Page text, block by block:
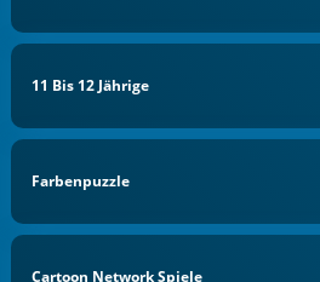
11 Bis 12 Jährige
Farbenpuzzle
Cartoon Network Spiele